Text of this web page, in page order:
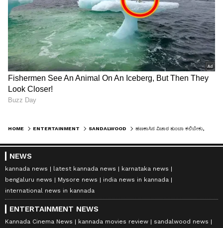
HOME ENTERTAINMENT SANDALWOOD
NEWS
kannada news latest kannada news
karnataka news
bengaluru news
Mysore news
india news in kannada
international news in kannada
ENTERTAINMENT NEWS
Kannada Cinema News kannada movies review
sandalwood news